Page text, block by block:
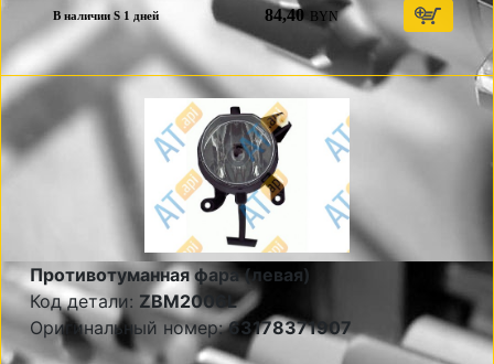
В наличии S 1 дней 84,40 BYN
Противотуманная фара (левая)
Код детали: ZBM2006L
Оригинальный номер:63178371907